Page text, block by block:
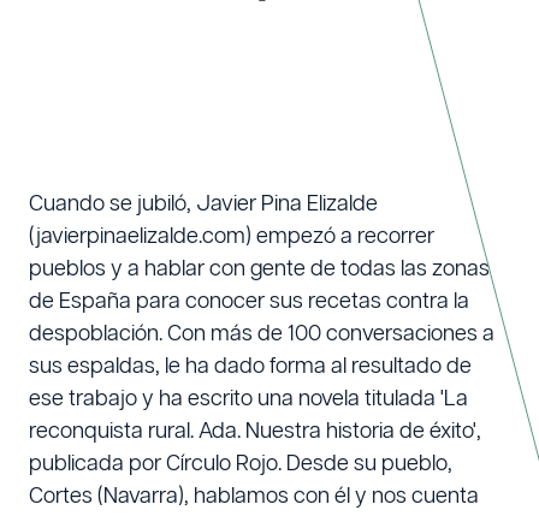
Cuando se jubiló, Javier Pina Elizalde
(javierpinaelizalde.com) empezó a recorrer
pueblos y a hablar con gente de todas las zonas
de España para conocer sus recetas contra la
despoblación. Con más de 100 conversaciones a
sus espaldas, le ha dado forma al resultado de
ese trabajo y ha escrito una novela titulada 'La
reconquista rural. Ada. Nuestra historia de éxito',
publicada por Círculo Rojo. Desde su pueblo,
Cortes (Navarra), hablamos con él y nos cuenta